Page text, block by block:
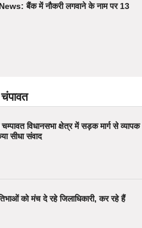
बैंक में नौकरी लगवाने के नाम पर 13
चंपावत
विधानसभा क्षेत्र में सड़क मार्ग से व्यापक
सीधा संवाद
को मंच दे रहे जिलाधिकारी, कर रहे हैं